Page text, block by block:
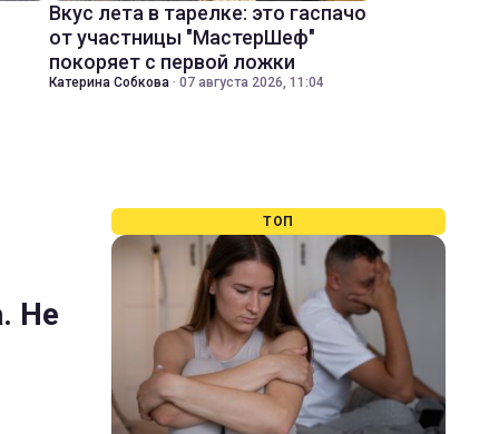
Вкус лета в тарелке: это гаспачо
от участницы "МастерШеф"
покоряет с первой ложки
Катерина Собкова · 07 августа 2026, 11:04
Не
ТОП